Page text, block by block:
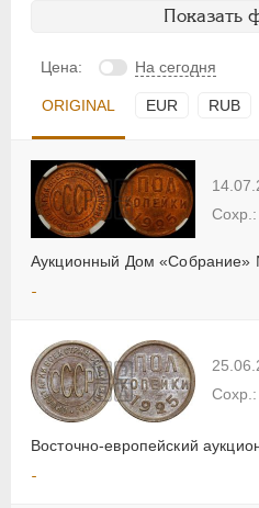
Показать
Цена: На сегодня
ORIGINAL EUR RUB
Аукционный Дом
-
Восточно-европейский
-